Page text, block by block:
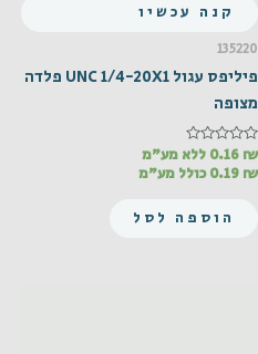
קנה עכשיו
135220
פיליפס עגול UNC 1/4-20X1 פלדה
מצופה
דורג
מתוך
0.16 ₪
ללא מע"מ
0.19 ₪ כולל מע"מ
הוספה לסל